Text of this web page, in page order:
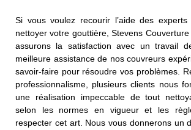
Si vous voulez recourir l’aide des
nettoyer votre gouttière, Stevens
assurons la satisfaction avec un travail
meilleure assistance de nos couvreurs
savoir-faire pour résoudre vos problèmes.
professionnalisme, plusieurs clients nous
une réalisation impeccable de tout
selon les normes en vigueur et les
respecter cet art. Nous vous donnerons un